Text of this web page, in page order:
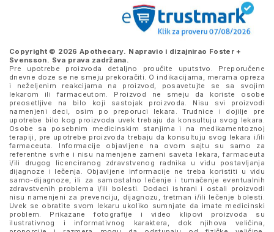
Copyright © 2026 Apothecary. Napravio i dizajnirao Foster +
Svensson. Sva prava zadržana.
Pre upotrebe proizvoda detaljno proučite uputstvo. Preporučene
dnevne doze se ne smeju prekoračiti. O indikacijama, merama opreza
i neželjenim reakcijama na proizvod, posavetujte se sa svojim
lekarom ili farmaceutom. Proizvod ne smeju da koriste osobe
preosetljive na bilo koji sastojak proizvoda. Nisu svi proizvodi
namenjeni deci, osim po preporuci lekara. Trudnice i dojilje pre
upotrebe bilo kog proizvoda uvek trebaju da konsultuju svog lekara.
Osobe sa posebnim medicinskim stanjima i na medikamentoznoj
terapiji, pre upotrebe proizvoda trebaju da konsultuju svog lekara i/ili
farmaceuta. Informacije objavljene na ovom sajtu su samo za
referentne svrhe i nisu namenjene zameni saveta lekara, farmaceuta
i/ili drugog licenciranog zdravstvenog radnika u vidu postavljanja
dijagnoze i lečenja. Objavljene informacije ne treba koristiti u vidu
samo-dijagnoze, ili za samostalno lečenje i tumačenje eventualnih
zdravstvenih problema i/ili bolesti. Dodaci ishrani i ostali proizvodi
nisu namenjeni za prevenciju, dijagnozu, tretman i/ili lečenje bolesti.
Uvek se obratite svom lekaru ukoliko sumnjate da imate medicinski
problem. Prikazane fotografije i video klipovi proizvoda su
ilustrativnog i informativnog karaktera, dok njihova veličina,